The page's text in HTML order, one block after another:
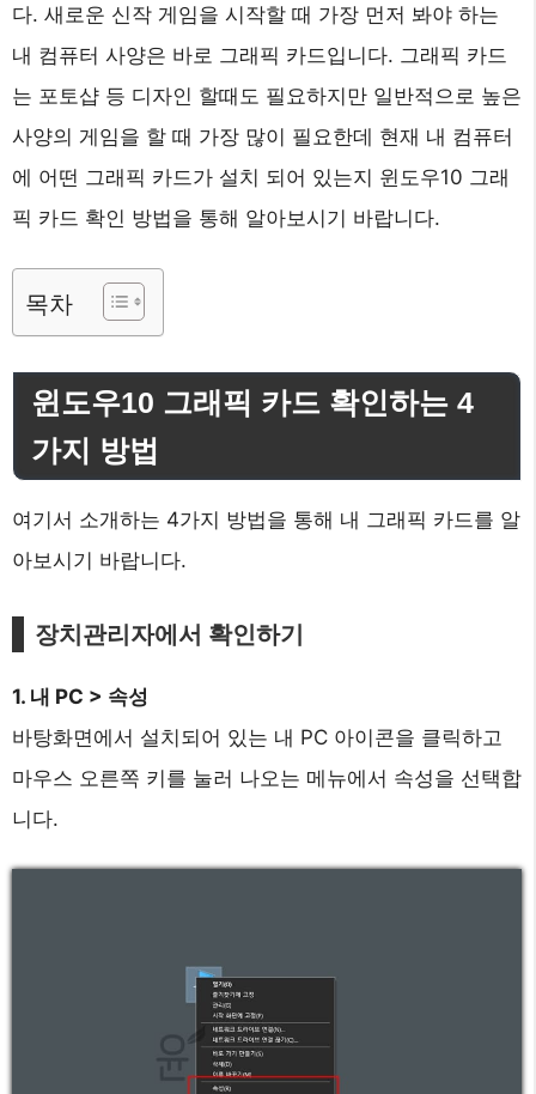
다. 새로운 신작 게임을 시작할 때 가장 먼저 봐야 하는
내 컴퓨터 사양은 바로 그래픽 카드입니다. 그래픽 카드
는 포토샵 등 디자인 할때도 필요하지만 일반적으로 높은
사양의 게임을 할 때 가장 많이 필요한데 현재 내 컴퓨터
에 어떤 그래픽 카드가 설치 되어 있는지 윈도우10 그래
픽 카드 확인 방법을 통해 알아보시기 바랍니다.
목차
윈도우10 그래픽 카드 확인하는 4
가지 방법
여기서 소개하는 4가지 방법을 통해 내 그래픽 카드를 알
아보시기 바랍니다.
장치관리자에서 확인하기
1. 내 PC > 속성
바탕화면에서 설치되어 있는 내 PC 아이콘을 클릭하고
마우스 오른쪽 키를 눌러 나오는 메뉴에서 속성을 선택합
니다.